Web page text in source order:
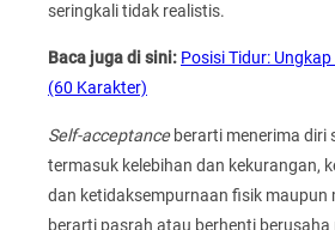
seringkali tidak realistis.
Baca juga di sini: Posisi Tidur:
(60 Karakter)
Self-acceptanceberarti menerima diri
termasuk kelebihan dan kekurangan,
dan ketidaksempurnaan fisik maupun
berarti pasrah atau berhenti berusaha